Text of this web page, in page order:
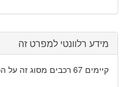
מידע רלוונטי למפרט זה
קיימים 67 רכבים מסוג זה על הכבישים בישראל.